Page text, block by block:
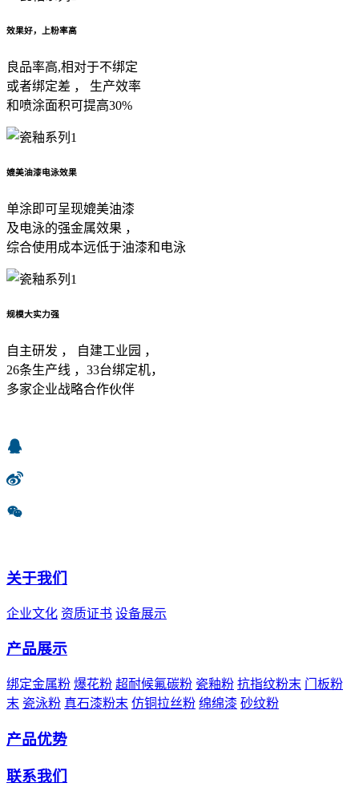
效果好，上粉率高
良品率高,相对于不绑定
或者绑定差 ， 生产效率
和喷涂面积可提高30%
媲美油漆电泳效果
单涂即可呈现媲美油漆
及电泳的强金属效果 ，
综合使用成本远低于油漆和电泳
规模大实力强
自主研发 ， 自建工业园 ，
26条生产线 ，33台绑定机，
多家企业战略合作伙伴
关于我们
企业文化 资质证书 设备展示
产品展示
绑定金属粉 爆花粉 超耐候氟碳粉 瓷釉粉 抗指纹粉末 门板粉
末 瓷泳粉 真石漆粉末 仿铜拉丝粉 绵绵漆 砂纹粉
产品优势
联系我们